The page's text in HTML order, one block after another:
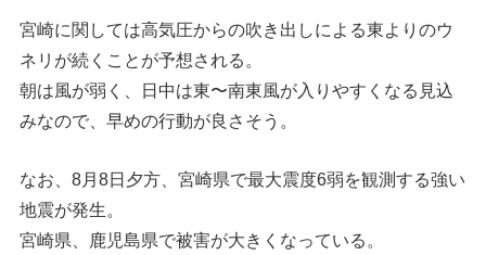
宮崎に関しては高気圧からの吹き出しによる東よりのウ
ネリが続くことが予想される。
朝は風が弱く、日中は東〜南東風が入りやすくなる見込
みなので、早めの行動が良さそう。
なお、8月8日夕方、宮崎県で最大震度6弱を観測する強い
地震が発生。
宮崎県、鹿児島県で被害が大きくなっている。